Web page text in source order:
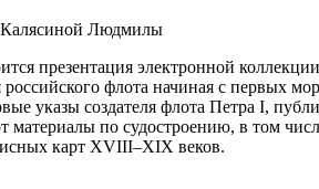
Людмилы
презентация электронной
российского флота начиная с первых
указы создателя флота Петра I,
материалы по судостроению, в том
карт XVIII–XIX веков.